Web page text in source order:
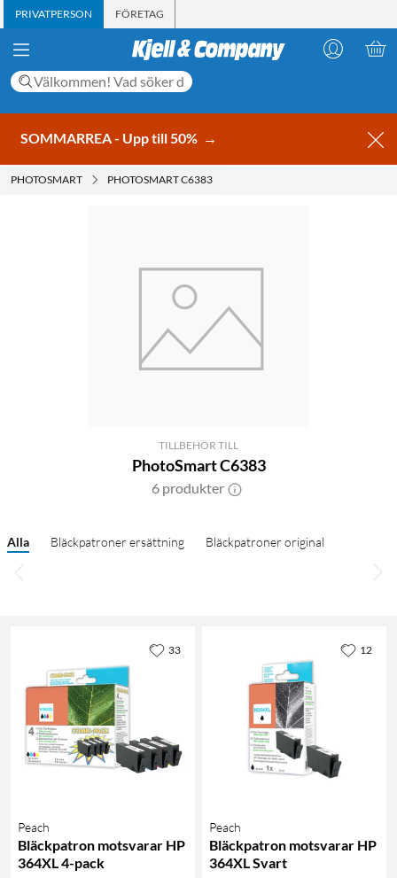
PRIVATPERSON FÖRETAG
SOMMARREA - Upp till 50% →
PHOTOSMART PHOTOSMART C6383
TILLBEHÖR TILL
PhotoSmart C6383
6 produkter
Alla Bläckpatroner ersättning Bläckpatroner original
Peach
Bläckpatron motsvarar HP
364XL 4-pack
33
Peach
Bläckpatron motsvarar HP
364XL Svart
12